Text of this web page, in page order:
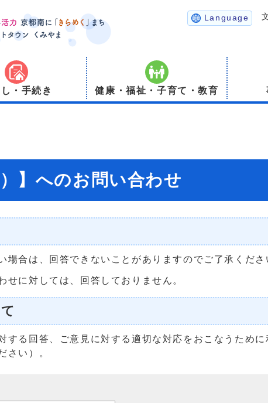
Language
・手続き 健康・福祉・子育て・教育
】へのお問い合わせ
場合は、回答できないことがありますのでご了承くださ
せに対しては、回答しておりません。
する回答、ご意見に対する適切な対応をおこなうため
さい）。